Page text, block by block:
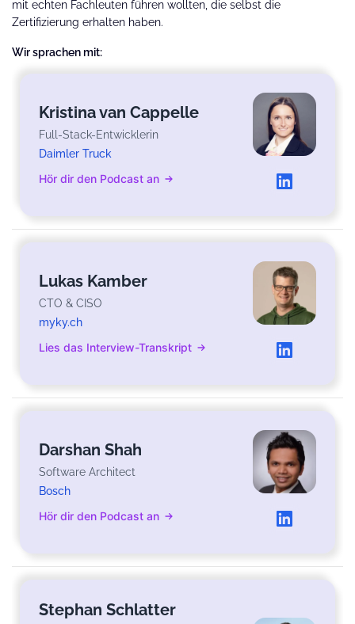
mit echten Fachleuten führen wollten, die selbst die
Zertifizierung erhalten haben.
Wir sprachen mit:
Kristina van Cappelle
Full-Stack-Entwicklerin
Daimler Truck
Hör dir den Podcast an
Lukas Kamber
CTO & CISO
myky.ch
Lies das Interview-Transkript
Darshan Shah
Software Architect
Bosch
Hör dir den Podcast an
Stephan Schlatter